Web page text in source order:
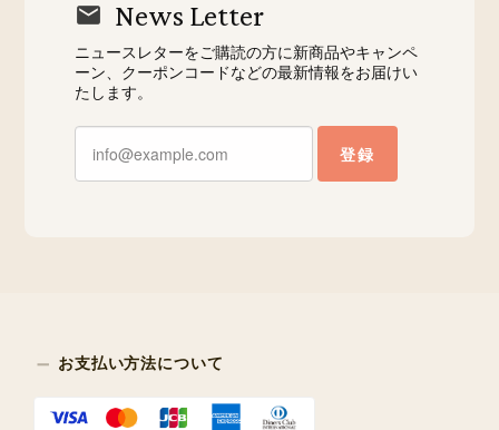
News Letter
ニュースレターをご購読の方に新商品やキャンペ
ーン、クーポンコードなどの最新情報をお届けい
たします。
登録
お支払い方法について